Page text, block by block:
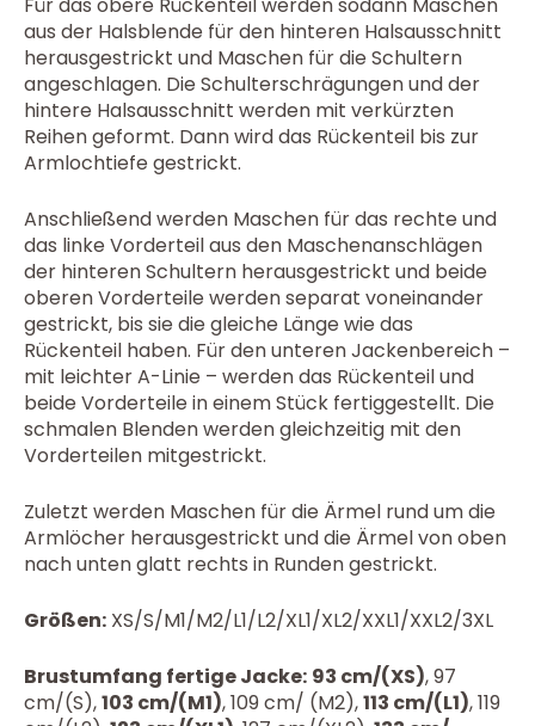
aus der Halsblende für den hinteren Halsausschnitt
herausgestrickt und Maschen für die Schultern
angeschlagen. Die Schulterschrägungen und der
hintere Halsausschnitt werden mit verkürzten
Reihen geformt. Dann wird das Rückenteil bis zur
Armlochtiefe gestrickt.
Anschließend werden Maschen für das rechte und
das linke Vorderteil aus den Maschenanschlägen
der hinteren Schultern herausgestrickt und beide
oberen Vorderteile werden separat voneinander
gestrickt, bis sie die gleiche Länge wie das
Rückenteil haben. Für den unteren Jackenbereich –
mit leichter A-Linie – werden das Rückenteil und
beide Vorderteile in einem Stück fertiggestellt. Die
schmalen Blenden werden gleichzeitig mit den
Vorderteilen mitgestrickt.
Zuletzt werden Maschen für die Ärmel rund um die
Armlöcher herausgestrickt und die Ärmel von oben
nach unten glatt rechts in Runden gestrickt.
Größen: XS/S/M1/M2/L1/L2/XL1/XL2/XXL1/XXL2/3XL
Brustumfang fertige Jacke: 93 cm/(XS), 97
cm/(S),103 cm/(M1), 109 cm/ (M2),113 cm/(L1), 119